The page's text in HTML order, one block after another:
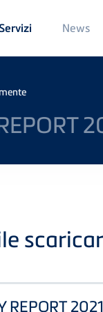
News
REPORT 2021